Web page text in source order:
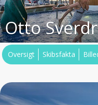
Otto
Oversigt Skibsfakta